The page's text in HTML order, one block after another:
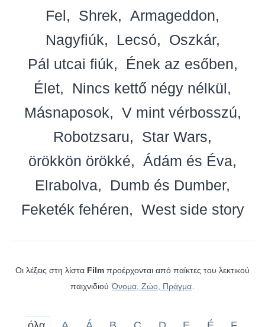
Fel
Shrek
Armageddon
Nagyfiúk
Lecsó
Oszkár
Pál utcai fiúk
Ének az esőben
Élet
Nincs kettő négy nélkül
Másnaposok
V mint vérbosszú
Robotzsaru
Star Wars
örökkön örökké
Ádám és Éva
Elrabolva
Dumb és Dumber
Feketék fehéren
West side story
Οι λέξεις στη λίστα Film προέρχονται από παίκτες του λεκτικού
παιχνιδιού Όνομα, Ζώο, Πράγμα